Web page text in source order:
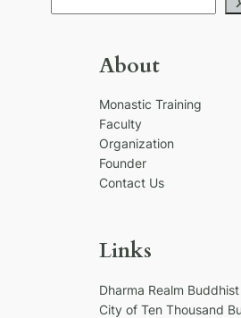
e
About
Monastic Training
Faculty
Organization
Founder
Contact Us
Links
Dharma Realm
City of Ten Thousand